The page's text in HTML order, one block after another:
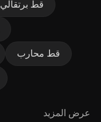
قط برتقالي
قط محارب
عرض المزيد